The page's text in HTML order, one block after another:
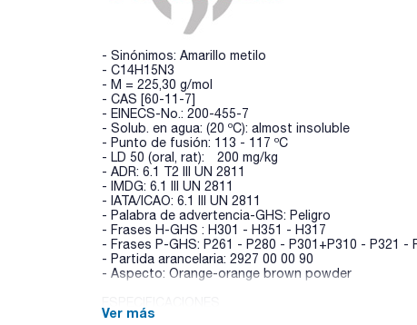
- Sinónimos: Amarillo metilo
- C14H15N3
- M = 225,30 g/mol
- CAS [60-11-7]
- EINECS-No.: 200-455-7
- Solub. en agua: (20 ºC): almost insoluble
- Punto de fusión: 113 - 117 ºC
- LD 50 (oral, rat): 200 mg/kg
- ADR: 6.1 T2 III UN 2811
- IMDG: 6.1 III UN 2811
- IATA/ICAO: 6.1 III UN 2811
- Palabra de advertencia-GHS: Peligro
- Frases H-GHS : H301 - H351 - H317
- Frases P-GHS: P261 - P280 - P301+P310 - P321 -
- Partida arancelaria: 2927 00 00 90
- Aspecto: Orange-orange brown powder
identidad (IR-spectrum): pasa test
Ver más